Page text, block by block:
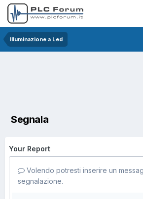
Illuminazione a Led
Segnala
Your Report
Volendo potresti inserire un
segnalazione.